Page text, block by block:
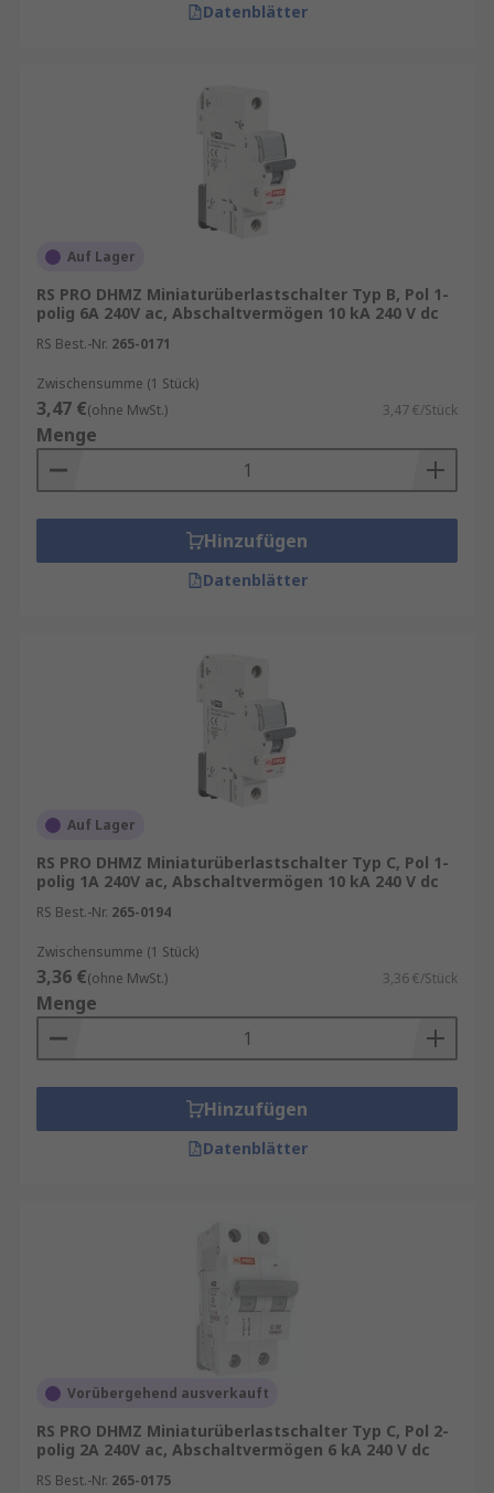
Datenblätter
Auf Lager
RS PRO DHMZ Miniaturüberlastschalter Typ B, Pol 1-
polig 6A 240V ac, Abschaltvermögen 10 kA 240 V dc
RS Best.-Nr. 265-0171
Zwischensumme (1 Stück)
3,47 €(ohne MwSt.) 3,47 €/Stück
Menge
Hinzufügen
Datenblätter
Auf Lager
RS PRO DHMZ Miniaturüberlastschalter Typ C, Pol 1-
polig 1A 240V ac, Abschaltvermögen 10 kA 240 V dc
RS Best.-Nr. 265-0194
Zwischensumme (1 Stück)
3,36 €(ohne MwSt.) 3,36 €/Stück
Menge
Hinzufügen
Datenblätter
Vorübergehend ausverkauft
RS PRO DHMZ Miniaturüberlastschalter Typ C, Pol 2-
polig 2A 240V ac, Abschaltvermögen 6 kA 240 V dc
RS Best.-Nr. 265-0175